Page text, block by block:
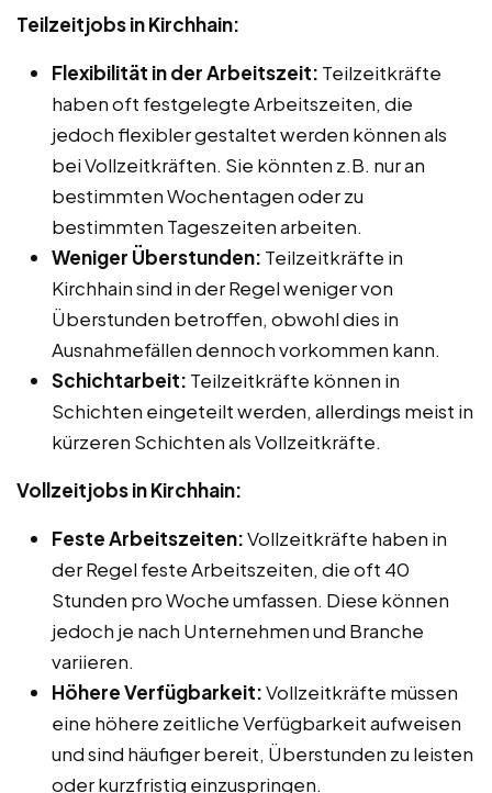
Teilzeitjobs in Kirchhain:
Flexibilität in der Arbeitszeit: Teilzeitkräfte
haben oft festgelegte Arbeitszeiten, die
jedoch flexibler gestaltet werden können als
bei Vollzeitkräften. Sie könnten z.B. nur an
bestimmten Wochentagen oder zu
bestimmten Tageszeiten arbeiten.
Weniger Überstunden: Teilzeitkräfte in
Kirchhain sind in der Regel weniger von
Überstunden betroffen, obwohl dies in
Ausnahmefällen dennoch vorkommen kann.
Schichtarbeit: Teilzeitkräfte können in
Schichten eingeteilt werden, allerdings meist in
kürzeren Schichten als Vollzeitkräfte.
Vollzeitjobs in Kirchhain:
Feste Arbeitszeiten:Vollzeitkräfte haben in
der Regel feste Arbeitszeiten, die oft 40
Stunden pro Woche umfassen. Diese können
jedoch je nach Unternehmen und Branche
variieren.
Höhere Verfügbarkeit:Vollzeitkräfte müssen
eine höhere zeitliche Verfügbarkeit aufweisen
und sind häufiger bereit, Überstunden zu leisten
oder kurzfristig einzuspringen.